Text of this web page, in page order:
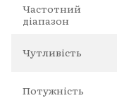
Частотний
діапазон
Чутливість
Потужність